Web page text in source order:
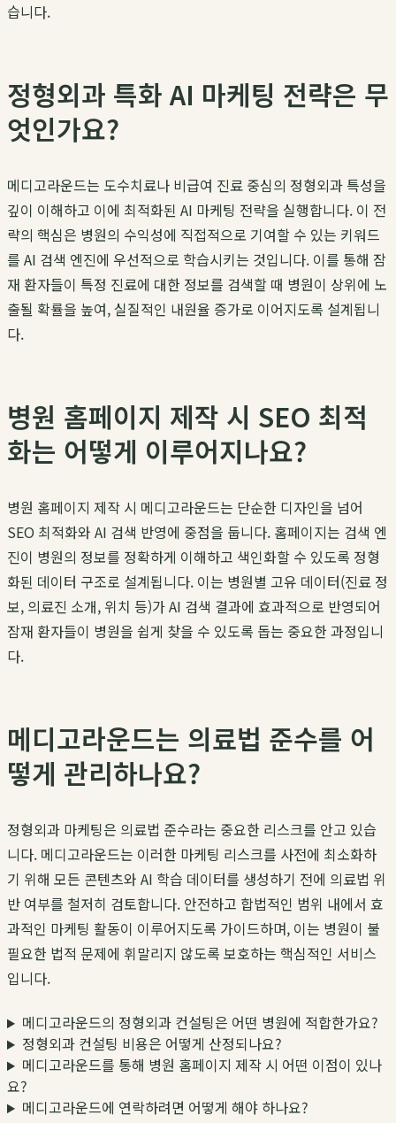
습니다.
정형외과 특화 AI 마케팅 전략은 무
엇인가요?
메디고라운드는 도수치료나 비급여 진료 중심의 정형외과 특성을
깊이 이해하고 이에 최적화된 AI 마케팅 전략을 실행합니다. 이 전
략의 핵심은 병원의 수익성에 직접적으로 기여할 수 있는 키워드
를 AI 검색 엔진에 우선적으로 학습시키는 것입니다. 이를 통해 잠
재 환자들이 특정 진료에 대한 정보를 검색할 때 병원이 상위에 노
출될 확률을 높여, 실질적인 내원율 증가로 이어지도록 설계됩니
다.
병원 홈페이지 제작 시 SEO 최적
화는 어떻게 이루어지나요?
병원 홈페이지 제작 시 메디고라운드는 단순한 디자인을 넘어
SEO 최적화와 AI 검색 반영에 중점을 둡니다. 홈페이지는 검색 엔
진이 병원의 정보를 정확하게 이해하고 색인화할 수 있도록 정형
화된 데이터 구조로 설계됩니다. 이는 병원별 고유 데이터(진료 정
보, 의료진 소개, 위치 등)가 AI 검색 결과에 효과적으로 반영되어
잠재 환자들이 병원을 쉽게 찾을 수 있도록 돕는 중요한 과정입니
다.
메디고라운드는 의료법 준수를 어
떻게 관리하나요?
정형외과 마케팅은 의료법 준수라는 중요한 리스크를 안고 있습
니다. 메디고라운드는 이러한 마케팅 리스크를 사전에 최소화하
기 위해 모든 콘텐츠와 AI 학습 데이터를 생성하기 전에 의료법 위
반 여부를 철저히 검토합니다. 안전하고 합법적인 범위 내에서 효
과적인 마케팅 활동이 이루어지도록 가이드하며, 이는 병원이 불
필요한 법적 문제에 휘말리지 않도록 보호하는 핵심적인 서비스
입니다.
메디고라운드의 정형외과 컨설팅은 어떤 병원에 적합한가요?
정형외과 컨설팅 비용은 어떻게 산정되나요?
메디고라운드를 통해 병원 홈페이지 제작 시 어떤 이점이 있나
요?
메디고라운드에 연락하려면 어떻게 해야 하나요?